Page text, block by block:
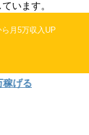
います。
月5万収入UP